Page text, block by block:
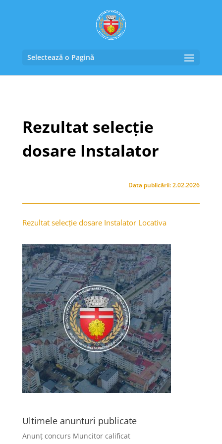
Selectează o Pagină
Rezultat selecție
dosare Instalator
Data publicării: 2.02.2026
Rezultat selecție dosare Instalator Locativa
Ultimele anunturi publicate
Anunț concurs Muncitor calificat